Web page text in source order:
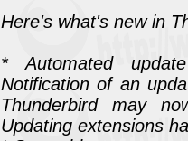
Here's what's new in
* Automated
Notification of an
Thunderbird may
Updating extensions